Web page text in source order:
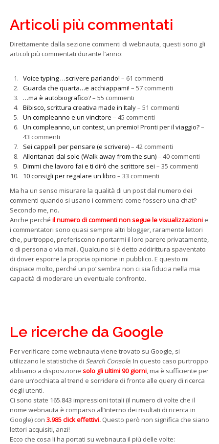
Articoli più commentati
Direttamente dalla sezione commenti di webnauta, questi sono gli
articoli più commentati durante l’anno:
Voice typing …scrivere parlando! – 61 commenti
Guarda che quarta…e acchiappami! – 57 commenti
…ma è autobiografico?– 55 commenti
Bibisco, scrittura creativa made in Italy– 51 commenti
Un compleanno e un vincitore – 45 commenti
Un compleanno, un contest, un premio! Pronti per il viaggio?–
43 commenti
Sei cappelli per pensare (e scrivere)– 42 commenti
Allontanati dal sole (Walk away from the sun)– 40 commenti
Dimmi che lavoro fai e ti dirò che scrittore sei – 35 commenti
10 consigli per regalare un libro – 33 commenti
Ma ha un senso misurare la qualità di un post dal numero dei
commenti quando si usano i commenti come fossero una chat?
Secondo me, no.
Anche perché il numero di commenti non segue le visualizzazioni e
i commentatori sono quasi sempre altri blogger, raramente lettori
che, purtroppo, preferiscono riportarmi il loro parere privatamente,
o di persona o via mail. Qualcuno si è detto addirittura spaventato
di dover esporre la propria opinione in pubblico. E questo mi
dispiace molto, perché un po’ sembra non ci sia fiducia nella mia
capacità di moderare un eventuale confronto.
Le ricerche da Google
Per verificare come webnauta viene trovato su Google, si
utilizzano le statistiche di Search Console. In questo caso purtroppo
abbiamo a disposizione solo gli ultimi 90 giorni, ma è sufficiente per
dare un’occhiata al trend e sorridere di fronte alle query di ricerca
degli utenti.
Ci sono state 165.843 impressioni totali (il numero di volte che il
nome webnauta è comparso all’interno dei risultati di ricerca in
Google) con 3.985 click effettivi. Questo però non significa che siano
lettori acquisiti, anzi!
Ecco che cosa li ha portati su webnauta il più delle volte: